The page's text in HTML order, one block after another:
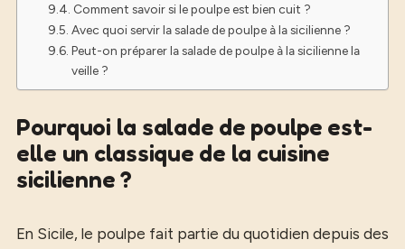
Comment savoir si le poulpe est bien cuit ?
Avec quoi servir la salade de poulpe à la sicilienne ?
Peut-on préparer la salade de poulpe à la sicilienne la
veille ?
Pourquoi la salade de poulpe est-
elle un classique de la cuisine
sicilienne ?
En Sicile, le poulpe fait partie du quotidien depuis des